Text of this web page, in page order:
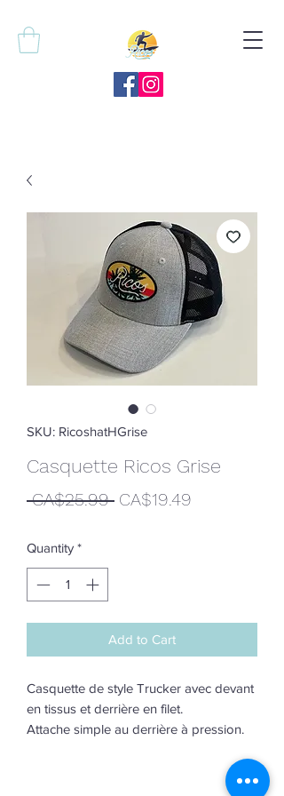
SKU: RicoshatHGrise
Casquette Ricos Grise
CA$25.99 Regular
CA$19.49
Quantity *
Add to Cart
Casquette de style Trucker avec devant
en tissus et derrière en filet.
Attache simple au derrière à pression.